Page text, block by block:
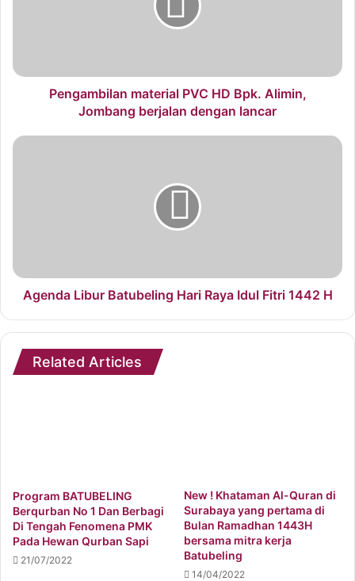
Pengambilan material PVC HD Bpk. Alimin,
Jombang berjalan dengan lancar
Agenda Libur Batubeling Hari Raya Idul Fitri 1442 H
Related Articles
Program BATUBELING
Berqurban No 1 Dan Berbagi
Di Tengah Fenomena PMK
Pada Hewan Qurban Sapi
21/07/2022
New ! Khataman Al-Quran di
Surabaya yang pertama di
Bulan Ramadhan 1443H
bersama mitra kerja
Batubeling
14/04/2022